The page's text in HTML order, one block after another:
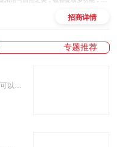
招商详情
专题推荐
电磁阀是一种广泛应用于生产中阀门，电磁阀可以实现十分精巧的控制，实现不同的气动系统，液压系统，那么选择哪些电磁阀品牌比较靠谱?我们 一起来看看吧。